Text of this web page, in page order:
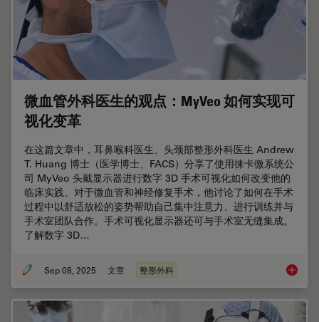
微血管外科医生的观点：MyVeo 如何实现可
视化变革
在这篇文章中，耳鼻喉科医生、头颈部整形外科医生 Andrew
T. Huang 博士（医学博士、FACS）分享了使用徕卡微系统公
司 MyVeo 头戴显示器进行数字 3D 手术可视化如何改变他的
临床实践。对于微血管和神经修复手术，他讨论了如何在手术
过程中以舒适放松的姿势帮助自己集中注意力、进行训练并与
手术室团队合作。手术可视化显示器还可与手术室无缝集成。
了解数字 3D…
Sep 08, 2025 文章 整形外科 微血管